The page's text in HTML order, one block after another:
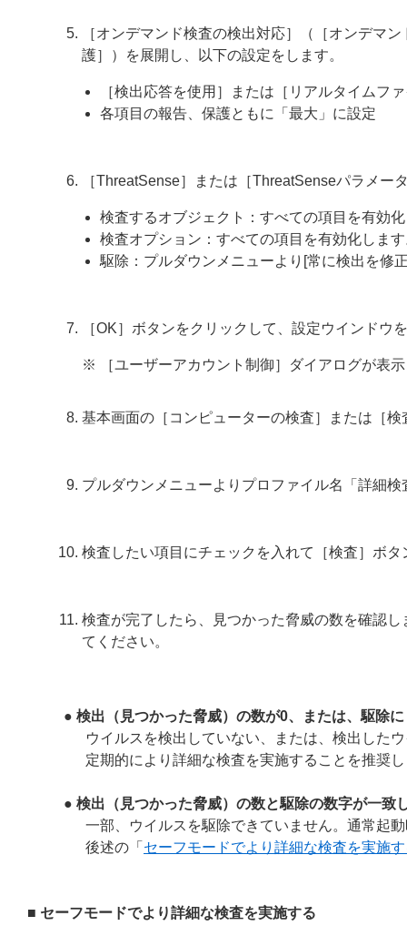
［オンデマンド検査の検出対応］（［オンデマ
護］）を展開し、以下の設定をします。
［検出応答を使用］または［リアルタイムフ
各項目の報告、保護ともに「最大」に設定
［ThreatSense］または［ThreatSenseパラメー
検査するオブジェクト：すべての項目を有効
検査オプション：すべての項目を有効化しま
駆除：プルダウンメニューより[常に検出を修
［OK］ボタンをクリックして、設定ウインドウ
※ ［ユーザーアカウント制御］ダイアログが表
基本画面の［コンピューターの検査］または［
プルダウンメニューよりプロファイル名「詳細
検査したい項目にチェックを入れて［検査］ボ
検査が完了したら、見つかった脅威の数を確認
てください。
● 検出（見つかった脅威）の数が0、または、駆除
ウイルスを検出していない、または、検出した
定期的により詳細な検査を実施することを推奨
● 検出（見つかった脅威）の数と駆除の数字が一致
一部、ウイルスを駆除できていません。通常起
後述の「 セーフモードでより詳細な検査を実施
■ セーフモードでより詳細な検査を実施する